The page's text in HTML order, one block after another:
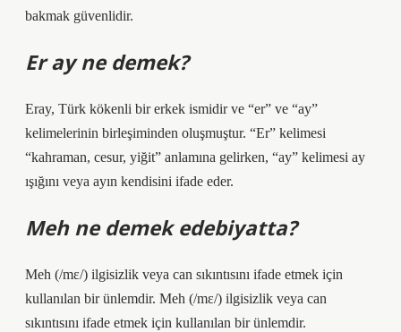
bakmak güvenlidir.
Er ay ne demek?
Eray, Türk kökenli bir erkek ismidir ve “er” ve “ay”
kelimelerinin birleşiminden oluşmuştur. “Er” kelimesi
“kahraman, cesur, yiğit” anlamına gelirken, “ay” kelimesi ay
ışığını veya ayın kendisini ifade eder.
Meh ne demek edebiyatta?
Meh (/mɛ/) ilgisizlik veya can sıkıntısını ifade etmek için
kullanılan bir ünlemdir. Meh (/mɛ/) ilgisizlik veya can
sıkıntısını ifade etmek için kullanılan bir ünlemdir.